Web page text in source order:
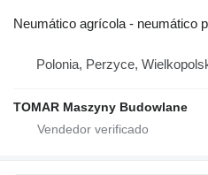
Neumático agrícola - neumático
Polonia, Perzyce,
TOMAR Maszyny Budowlane